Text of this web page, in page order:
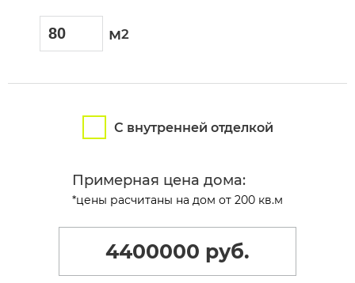
Бетонирование крылец и ступеней
Утепление фасада пенопластом с отделкой
Непредвиденные и транспортные расходы
м2
С внутренней отделкой
Примерная цена дома:
*цены расчитаны на дом от 200 кв.м
4400000 руб.